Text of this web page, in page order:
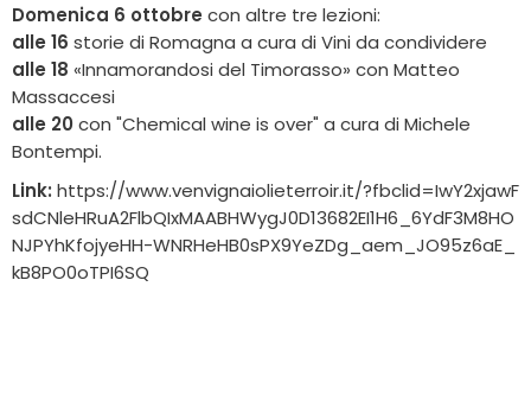
Domenica 6 ottobre con altre tre lezioni:
alle 16 storie di Romagna a cura di Vini da condividere
alle 18 «Innamorandosi del Timorasso» con Matteo
Massaccesi
alle 20con "Chemical wine is over" a cura di Michele
Bontempi.
Link: https://www.venvignaiolieterroir.it/?fbclid=IwY2xjawF
sdCNleHRuA2FlbQIxMAABHWygJ0D13682EI1H6_6YdF3M8HO
NJPYhKfojyeHH-WNRHeHB0sPX9YeZDg_aem_JO95z6aE_
kB8PO0oTPI6SQ